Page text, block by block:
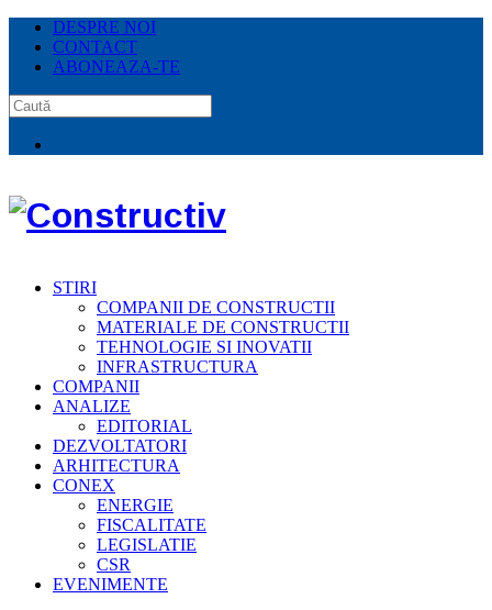
DESPRE NOI
CONTACT
ABONEAZA-TE
STIRI
COMPANII DE CONSTRUCTII
MATERIALE DE CONSTRUCTII
TEHNOLOGIE SI INOVATII
INFRASTRUCTURA
COMPANII
ANALIZE
EDITORIAL
DEZVOLTATORI
ARHITECTURA
CONEX
ENERGIE
FISCALITATE
LEGISLATIE
CSR
EVENIMENTE